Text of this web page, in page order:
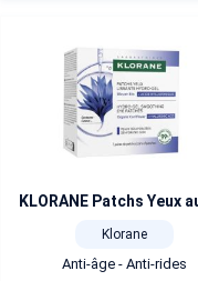
Klorane
Anti-âge - Anti-rides